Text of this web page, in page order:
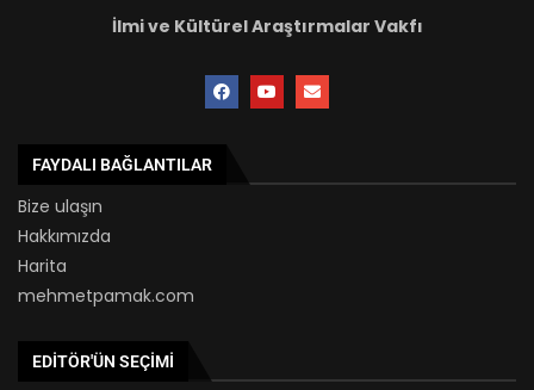
İlmi ve Kültürel Araştırmalar Vakfı
FAYDALI BAĞLANTILAR
Bize ulaşın
Hakkımızda
Harita
mehmetpamak.com
EDITÖR'ÜN SEÇIMI